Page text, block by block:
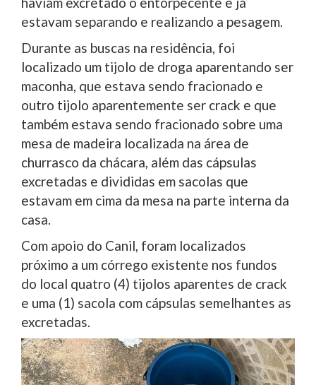
estavam separando e realizando a pesagem.
Durante as buscas na residência, foi
localizado um tijolo de droga aparentando ser
maconha, que estava sendo fracionado e
outro tijolo aparentemente ser crack e que
também estava sendo fracionado sobre uma
mesa de madeira localizada na área de
churrasco da chácara, além das cápsulas
excretadas e divididas em sacolas que
estavam em cima da mesa na parte interna da
casa.
Com apoio do Canil, foram localizados
próximo a um córrego existente nos fundos
do local quatro (4) tijolos aparentes de crack
e uma (1) sacola com cápsulas semelhantes as
excretadas.